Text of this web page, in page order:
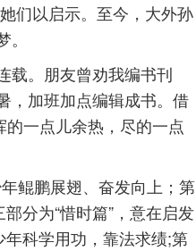
们以启示。至今，大外孙
。朋友曾劝我编书刊
，加班加点编辑成书。借
一点儿余热，尽的一点
鲲鹏展翅、奋发向上；第
分为“惜时篇”，意在启发
年科学用功，靠法求绩;第